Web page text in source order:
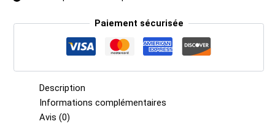
Paiement sécurisée
Description
Informations complémentaires
Avis (0)